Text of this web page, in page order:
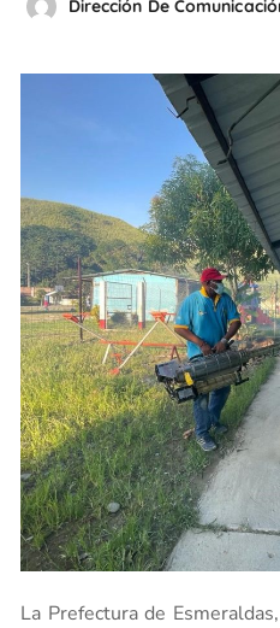
Dirección De
La Prefectura de